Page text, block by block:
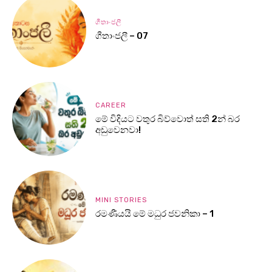
ගීතාංජලී
ගීතාංජලී – 07
CAREER
මේ විදියට වතුර බිව්වොත් සති 2න් බර
අඩුවෙනවා!
MINI STORIES
රමණීයයි මේ මධුර ජවනිකා – 1